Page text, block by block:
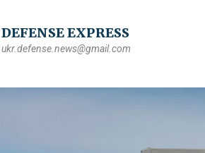
DEFENSE EXPRESS
ukr.defense.news@gmail.com